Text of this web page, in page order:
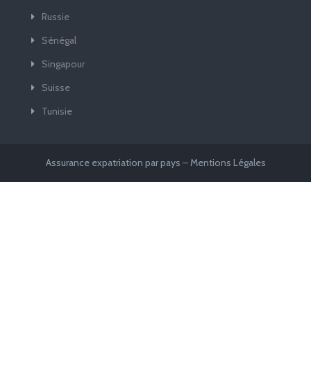
Russie
Sénégal
Singapour
Suisse
Tunisie
Assurance expatriation par pays –Mentions Légales